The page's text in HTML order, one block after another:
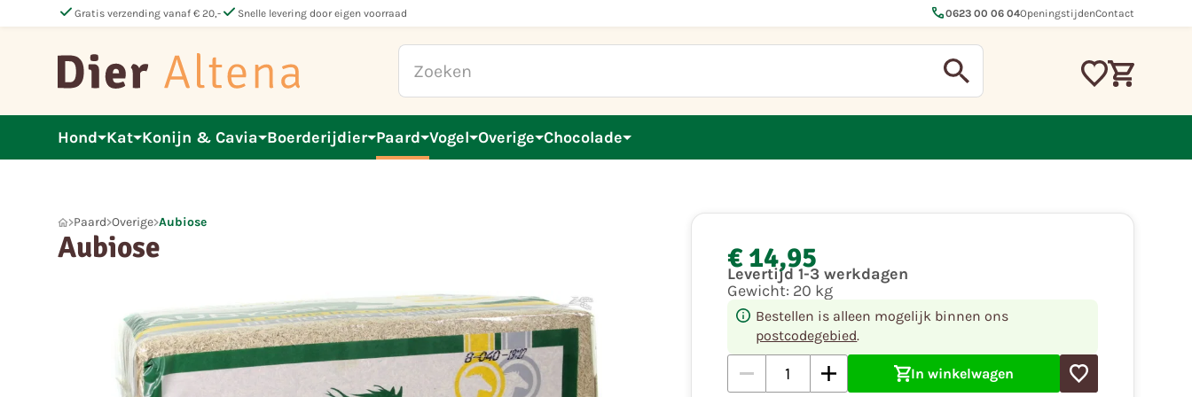
check Gratis verzending vanaf € 20,-check Snelle levering door eigen voorraad call0623 00 06 04OpeningstijdenContact
Hond Kat Konijn & Cavia Boerderijdier Paard Vogel Overige Chocolade
Paard Overige Aubiose
Aubiose € 14,95
Levertijd 1-3 werkdagen
Gewicht: 20 kg
Bestellen is alleen mogelijk binnen ons
postcodegebied.
In winkelwagen